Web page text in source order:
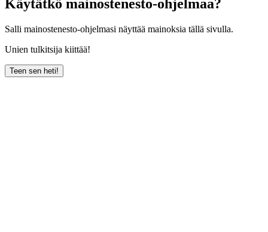
Käytätkö mainostenesto-ohjelmaa?
Salli mainostenesto-ohjelmasi näyttää mainoksia tällä sivulla.
Unien tulkitsija kiittää!
Teen sen heti!